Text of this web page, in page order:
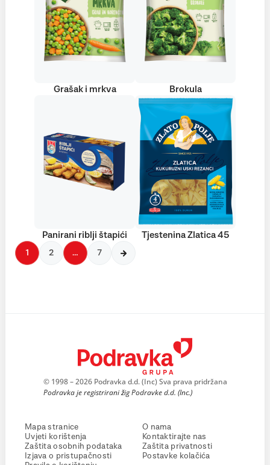
Grašak i mrkva Brokula
Panirani riblji štapići Tjestenina Zlatica 45
1 2 … 7
© 1998 – 2026 Podravka d.d. (Inc) Sva prava pridržana
Podravka je registrirani žig Podravke d.d. (Inc.)
Mapa stranice
Uvjeti korištenja
Zaštita osobnih podataka
Izjava o pristupačnosti
O nama
Kontaktirajte nas
Zaštita privatnosti
Postavke kolačića